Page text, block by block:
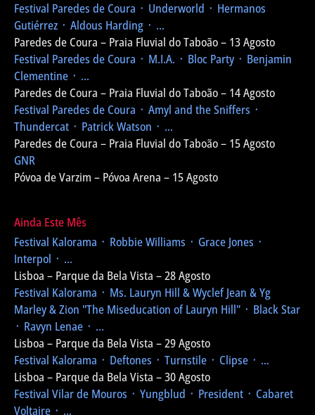
Festival Paredes de Coura ᛫ Underworld ᛫ Hermanos
Gutiérrez ᛫ Aldous Harding ᛫ ...
Paredes de Coura – Praia Fluvial do Taboão – 13 Agosto
Festival Paredes de Coura ᛫ M.I.A. ᛫ Bloc Party ᛫ Benjamin
Clementine ᛫ ...
Paredes de Coura – Praia Fluvial do Taboão – 14 Agosto
Festival Paredes de Coura ᛫ Amyl and the Sniffers ᛫
Thundercat ᛫ Patrick Watson ᛫ ...
Paredes de Coura – Praia Fluvial do Taboão – 15 Agosto
GNR
Póvoa de Varzim – Póvoa Arena – 15 Agosto
Ainda Este Mês
Festival Kalorama ᛫ Robbie Williams ᛫ Grace Jones ᛫
Interpol ᛫ ...
Lisboa – Parque da Bela Vista – 28 Agosto
Festival Kalorama ᛫ Ms. Lauryn Hill & Wyclef Jean & Yg
Marley & Zion "The Miseducation of Lauryn Hill" ᛫ Black Star
᛫ Ravyn Lenae ᛫ ...
Lisboa – Parque da Bela Vista – 29 Agosto
Festival Kalorama ᛫ Deftones ᛫ Turnstile ᛫ Clipse ᛫ ...
Lisboa – Parque da Bela Vista – 30 Agosto
Festival Vilar de Mouros ᛫ Yungblud ᛫ President ᛫ Cabaret
Voltaire ᛫ ...